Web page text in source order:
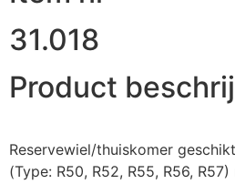
31.018
Product
Reservewiel/thuiskomer
(Type: R50, R52, R55, R56,